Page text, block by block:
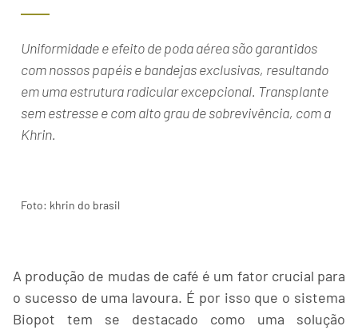
Uniformidade e efeito de poda aérea são garantidos
com nossos papéis e bandejas exclusivas, resultando
em uma estrutura radicular excepcional. Transplante
sem estresse e com alto grau de sobrevivência, com a
Khrin.
Foto: khrin do brasil
A produção de mudas de café é um fator crucial para
o sucesso de uma lavoura. É por isso que o sistema
Biopot tem se destacado como uma solução